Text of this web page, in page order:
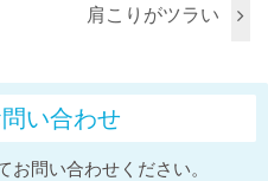
肩こりがツラい
い合わせ
お問い合わせください。